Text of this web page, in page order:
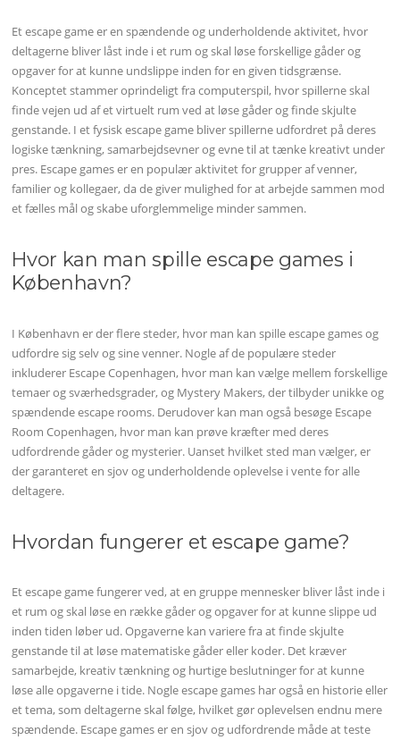
Et escape game er en spændende og underholdende aktivitet, hvor
deltagerne bliver låst inde i et rum og skal løse forskellige gåder og
opgaver for at kunne undslippe inden for en given tidsgrænse.
Konceptet stammer oprindeligt fra computerspil, hvor spillerne skal
finde vejen ud af et virtuelt rum ved at løse gåder og finde skjulte
genstande. I et fysisk escape game bliver spillerne udfordret på deres
logiske tænkning, samarbejdsevner og evne til at tænke kreativt under
pres. Escape games er en populær aktivitet for grupper af venner,
familier og kollegaer, da de giver mulighed for at arbejde sammen mod
et fælles mål og skabe uforglemmelige minder sammen.
Hvor kan man spille escape games i
København?
I København er der flere steder, hvor man kan spille escape games og
udfordre sig selv og sine venner. Nogle af de populære steder
inkluderer Escape Copenhagen, hvor man kan vælge mellem forskellige
temaer og sværhedsgrader, og Mystery Makers, der tilbyder unikke og
spændende escape rooms. Derudover kan man også besøge Escape
Room Copenhagen, hvor man kan prøve kræfter med deres
udfordrende gåder og mysterier. Uanset hvilket sted man vælger, er
der garanteret en sjov og underholdende oplevelse i vente for alle
deltagere.
Hvordan fungerer et escape game?
Et escape game fungerer ved, at en gruppe mennesker bliver låst inde i
et rum og skal løse en række gåder og opgaver for at kunne slippe ud
inden tiden løber ud. Opgaverne kan variere fra at finde skjulte
genstande til at løse matematiske gåder eller koder. Det kræver
samarbejde, kreativ tænkning og hurtige beslutninger for at kunne
løse alle opgaverne i tide. Nogle escape games har også en historie eller
et tema, som deltagerne skal følge, hvilket gør oplevelsen endnu mere
spændende. Escape games er en sjov og udfordrende måde at teste